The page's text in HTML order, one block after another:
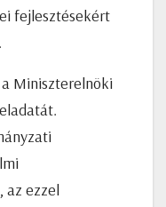
fejlesztésekért
Miniszterelnöki
az ezzel